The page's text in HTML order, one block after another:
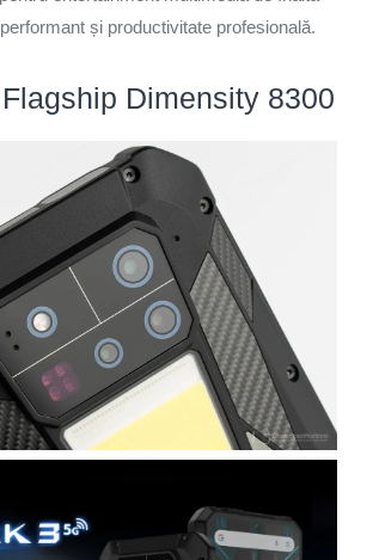
și productivitate profesională.
Dimensity 8300